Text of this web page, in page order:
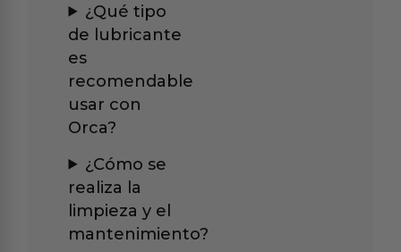
¿Qué tipo
de lubricante
es
recomendable
usar con
Orca?
¿Cómo se
realiza la
limpieza y el
mantenimiento?